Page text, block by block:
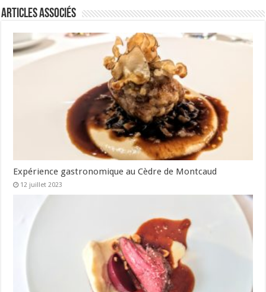
Articles associés
Expérience gastronomique au Cèdre de Montcaud
12 juillet 2023